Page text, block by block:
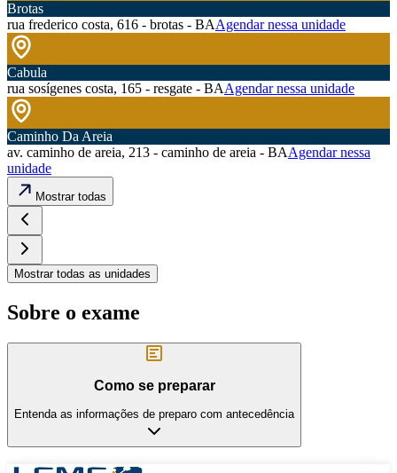
Brotas
rua frederico costa, 616 - brotas - BAAgendar nessa unidade
Cabula
rua sosígenes costa, 165 - resgate - BAAgendar nessa unidade
Caminho Da Areia
av. caminho de areia, 213 - caminho de areia - BAAgendar nessa
unidade
Mostrar todas
Mostrar todas as unidades
Sobre o exame
Como se preparar
Entenda as informações de preparo com antecedência